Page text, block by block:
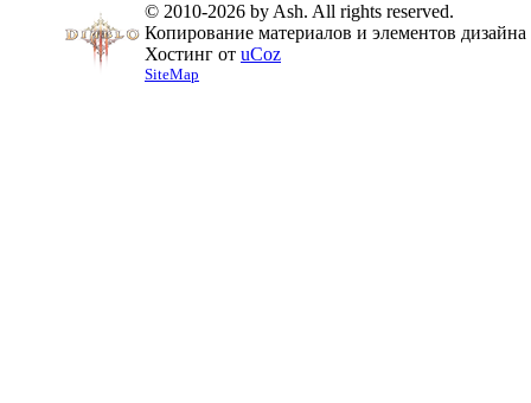
© 2010-2026 by Ash. All rights reserved.
Копирование материалов и элементов
Хостинг от uCoz
SiteMap